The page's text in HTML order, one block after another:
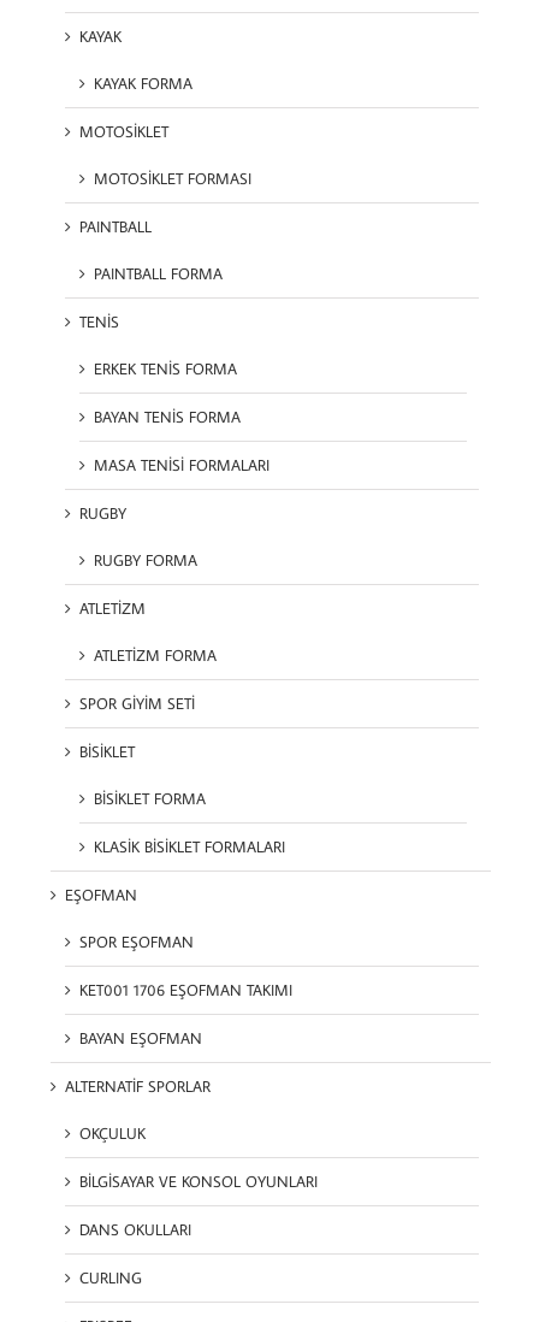
KAYAK
KAYAK FORMA
MOTOSİKLET
MOTOSİKLET FORMASI
PAINTBALL
PAINTBALL FORMA
TENİS
ERKEK TENİS FORMA
BAYAN TENİS FORMA
MASA TENİSİ FORMALARI
RUGBY
RUGBY FORMA
ATLETİZM
ATLETİZM FORMA
SPOR GİYİM SETİ
BİSİKLET
BİSİKLET FORMA
KLASİK BİSİKLET FORMALARI
EŞOFMAN
SPOR EŞOFMAN
KET001 1706 EŞOFMAN TAKIMI
BAYAN EŞOFMAN
ALTERNATİF SPORLAR
OKÇULUK
BİLGİSAYAR VE KONSOL OYUNLARI
DANS OKULLARI
CURLING